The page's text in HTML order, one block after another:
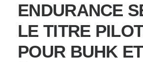
ENDURANCE
LE TITRE
POUR BUHK ET